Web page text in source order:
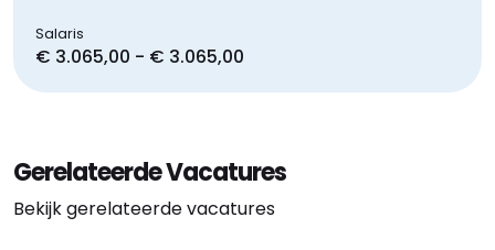
Salaris
€ 3.065,00 - € 3.065,00
Gerelateerde Vacatures
Bekijk gerelateerde vacatures